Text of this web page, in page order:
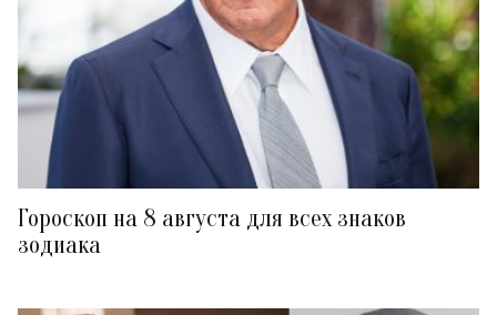
Гороскоп на 8 августа для всех знаков
зодиака